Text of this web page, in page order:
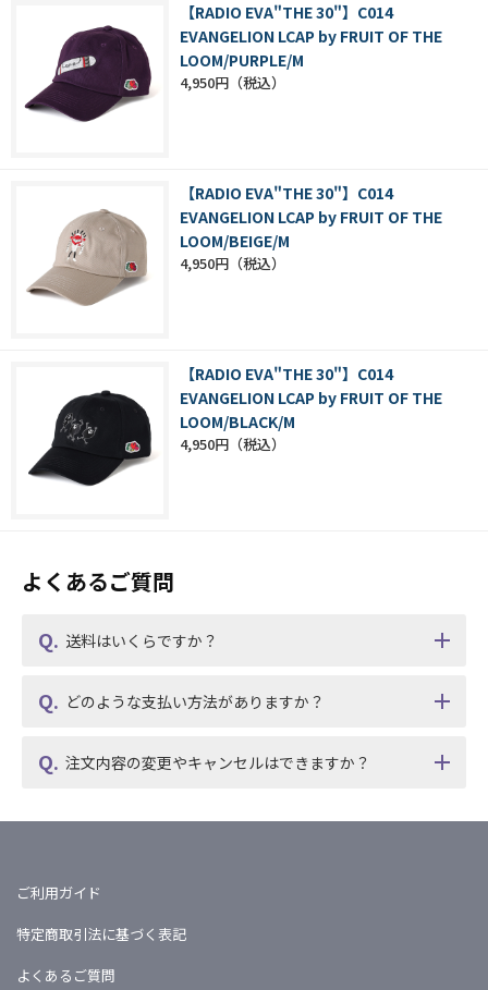
【RADIO EVA"THE 30"】C014
EVANGELION LCAP by FRUIT OF THE
LOOM/PURPLE/M
4,950円
【RADIO EVA"THE 30"】C014
EVANGELION LCAP by FRUIT OF THE
LOOM/BEIGE/M
4,950円
【RADIO EVA"THE 30"】C014
EVANGELION LCAP by FRUIT OF THE
LOOM/BLACK/M
4,950円
よくあるご質問
送料はいくらですか？
どのような支払い方法がありますか？
注文内容の変更やキャンセルはできますか？
ご利用ガイド
特定商取引法に基づく表記
よくあるご質問